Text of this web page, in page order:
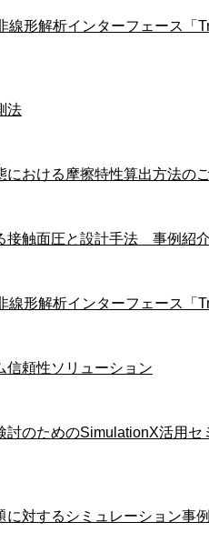
線形解析インターフェース「
法
における摩擦特性算出方法の
接触面圧と設計手法 事例紹
線形解析インターフェース「
信頼性ソリューション
討のためのSimulationX活用
に対するシミュレーション事